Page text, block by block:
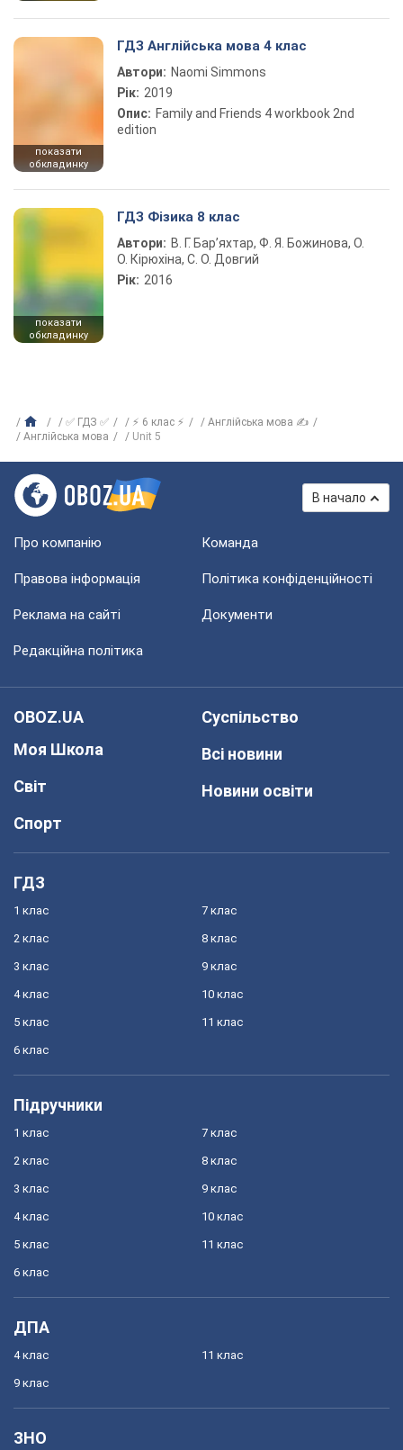
показати
обкладинку
ГДЗ Англійська мова 4 клас
Автори: Naomi Simmons
Рік: 2019
Опис: Family and Friends 4 workbook 2nd
edition
показати
обкладинку
ГДЗ Фізика 8 клас
Автори: В. Г. Бар’яхтар, Ф. Я. Божинова, О.
О. Кірюхіна, С. О. Довгий
Рік: 2016
✅ ГДЗ ✅ ⚡ 6 клас ⚡
Англійська мова ✍
Англійська мова
Unit 5
В начало
Про компанію Команда
Правова інформація Політика конфіденційності
Реклама на сайті Документи
Редакційна політика
OBOZ.UA
Моя Школа
Світ
Спорт
Суспільство
Всі новини
Новини освіти
ГДЗ
1 клас
2 клас
3 клас
4 клас
5 клас
6 клас
7 клас
8 клас
9 клас
10 клас
11 клас
Підручники
1 клас
2 клас
3 клас
4 клас
5 клас
6 клас
7 клас
8 клас
9 клас
10 клас
11 клас
ДПА
4 клас
9 клас
11 клас
ЗНО